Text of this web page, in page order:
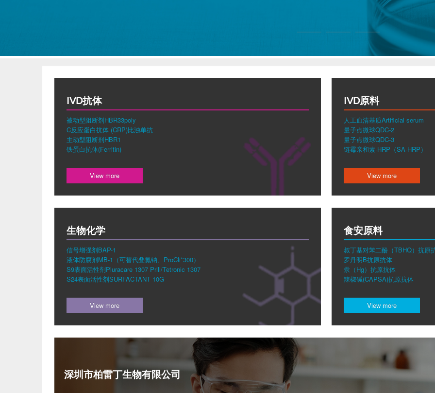
IVD抗体
被动型阻断剂HBR33poly
C反应蛋白抗体 (CRP)比浊单抗
主动型阻断剂HBR1
铁蛋白抗体(Ferritin)
View more
IVD原料
人工血清基质Artificial serum
量子点微球QDC-2
量子点微球QDC-3
链霉亲和素-HRP（SA-HRP）
View more
生物化学
信号增强剂BAP-1
液体防腐剂MB-1（可替代叠氮钠、ProCli*300）
S9表面活性剂Pluracare 1307 Prill/Tetronic 1307
S24表面活性剂SURFACTANT 10G
View more
食安原料
叔丁基对苯二酚（TBHQ）抗原
罗丹明B抗原抗体
汞（Hg）抗原抗体
辣椒碱(CAPSA)抗原抗体
View more
深圳市柏雷丁生物有限公司